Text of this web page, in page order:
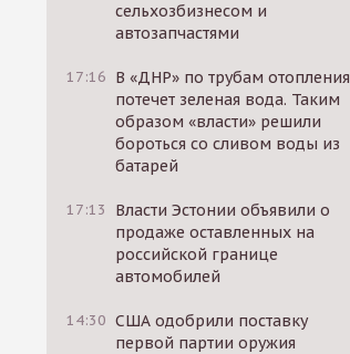
сельхозбизнесом и
автозапчастями
17:16 В «ДНР» по трубам отопления
потечет зеленая вода. Таким
образом «власти» решили
бороться со сливом воды из
батарей
17:13
Власти Эстонии объявили о
продаже оставленных на
российской границе
автомобилей
14:30 США одобрили поставку
первой партии оружия